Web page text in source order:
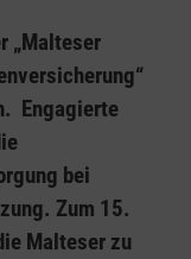
„Malteser
Engagierte
bei
Zum 15.
Malteser zu